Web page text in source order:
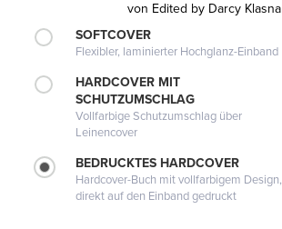
von Edited by Darcy Klasna
SOFTCOVER
Flexibler, laminierter Hochglanz-Einband
HARDCOVER MIT
SCHUTZUMSCHLAG
Vollfarbige Schutzumschlag über
Leinencover
BEDRUCKTES HARDCOVER
Hardcover-Buch mit vollfarbigem Design,
direkt auf den Einband gedruckt